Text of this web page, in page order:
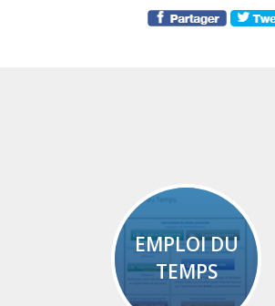
EMPLOI DU
TEMPS